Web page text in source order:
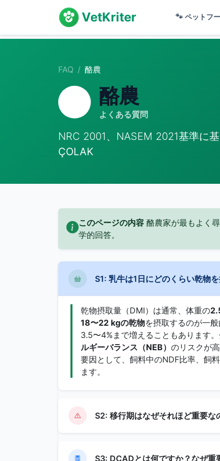
VetKriter 🐾 ペットフ
FAQ 酪農
酪農
よくある質問
NRC 2001、NASEM 2021基準に
ÇOLAK
このページの内容 酪農家が最もよく
学的回答。
S1: 乳牛は1日にどのくらい乾物
乾物摂取量（DMI）は通常、体重の
18〜22 kgの乾物を摂取するのが一
3.5〜4%まで増えることもあります
ルギーバランス（NEB） のリスクが
要因として、飼料中のNDF比率、飼
ます。
S2: 移行期はなぜそれほど重要な
S3: DCADとは何ですか？なぜ重